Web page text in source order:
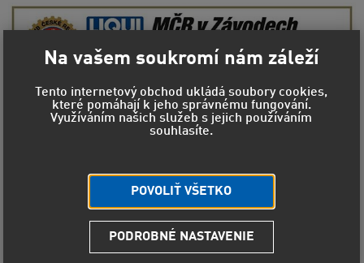
Náměšť nad Oslavou přivítá o víkendu
účastníky Zámeckého vrchu.
Na vašem soukromí nám záleží
Tento internetový obchod ukládá soubory cookies,
které pomáhají k jeho správnému fungování.
Využíváním našich služeb s jejich používáním
souhlasíte.
POVOLIŤ VŠETKO
PODROBNÉ NASTAVENIE